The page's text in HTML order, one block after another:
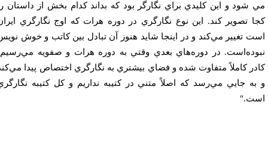
شود و اين كليدي براي نگارگر بود كه بداند كدام بخش از داستان را
تصوير كند. اين نوع نگارگري در دوره هرات كه اوج نگارگري ايران
تغيير مي‌كند و در اينجا شايد هنوز آن تبادل بين كاتب و خوش نويس
در دوره‌هاي بعدي وقتي به دوره هرات و صفويه مي‌رسيم،
كاملاً متفاوت شده و فضاي بيشتري به نگارگري اختصاص پيدا مي‌كند
جايي مي‌رسد كه اصلاً متني در كتيبه نداريم و كل كتيبه نگارگري